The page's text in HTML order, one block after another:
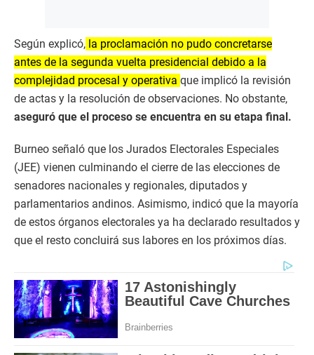
Según explicó, la proclamación no pudo concretarse
antes de la segunda vuelta presidencial debido a la
complejidad procesal y operativa que implicó la revisión
de actas y la resolución de observaciones. No obstante,
aseguró que el proceso se encuentra en su etapa final.
Burneo señaló que los Jurados Electorales Especiales
(JEE) vienen culminando el cierre de las elecciones de
senadores nacionales y regionales, diputados y
parlamentarios andinos. Asimismo, indicó que la mayoría
de estos órganos electorales ya ha declarado resultados y
que el resto concluirá sus labores en los próximos días.